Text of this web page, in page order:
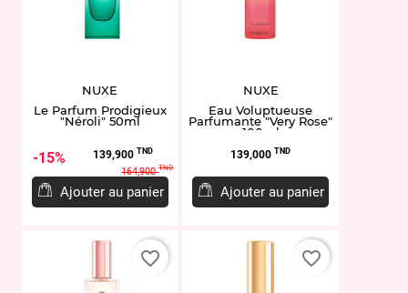
NUXE
Le Parfum Prodigieux
"Néroli" 50ml
15% Prix
139,900 TNDPrix
de
base
164,900TND
Ajouter au panier
NUXE
Eau Voluptueuse
Parfumante "Very Rose"
100ml
Prix
139,000 TND
Ajouter au panier
favorite_border favorite_border